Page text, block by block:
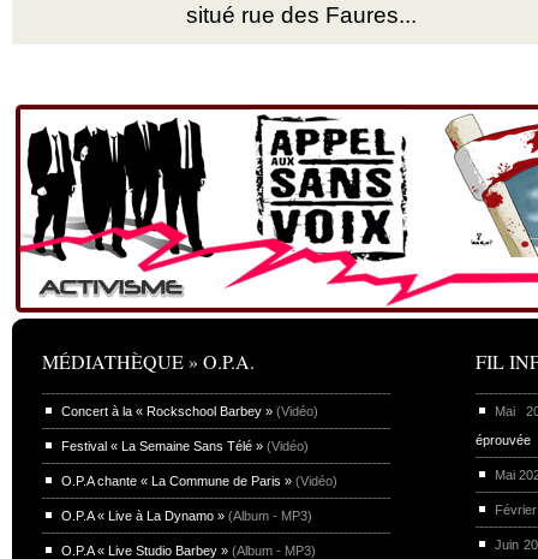
situé rue des Faures...
MÉDIATHÈQUE » O.P.A.
Concert à la « Rockschool Barbey » (Vidéo)
Festival « La Semaine Sans Télé » (Vidéo)
O.P.A chante « La Commune de Paris » (Vidéo)
O.P.A « Live à La Dynamo » (Album - MP3)
O.P.A « Live Studio Barbey » (Album - MP3)
FIL
Mai
éprouvée
Mai
Juin